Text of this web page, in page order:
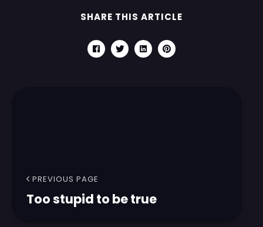
SHARE THIS ARTICLE
PREVIOUS PAGE
Too stupid to be true